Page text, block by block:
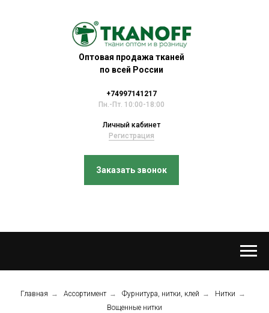
Оптовая продажа тканей
по всей России
+74997141217
Пн.-Пт. 10:00-18:00
Личный кабинет
Регистрация
Заказать звонок
Главная → Ассортимент → Фурнитура, нитки, клей → Нитки →
Вощенные нитки